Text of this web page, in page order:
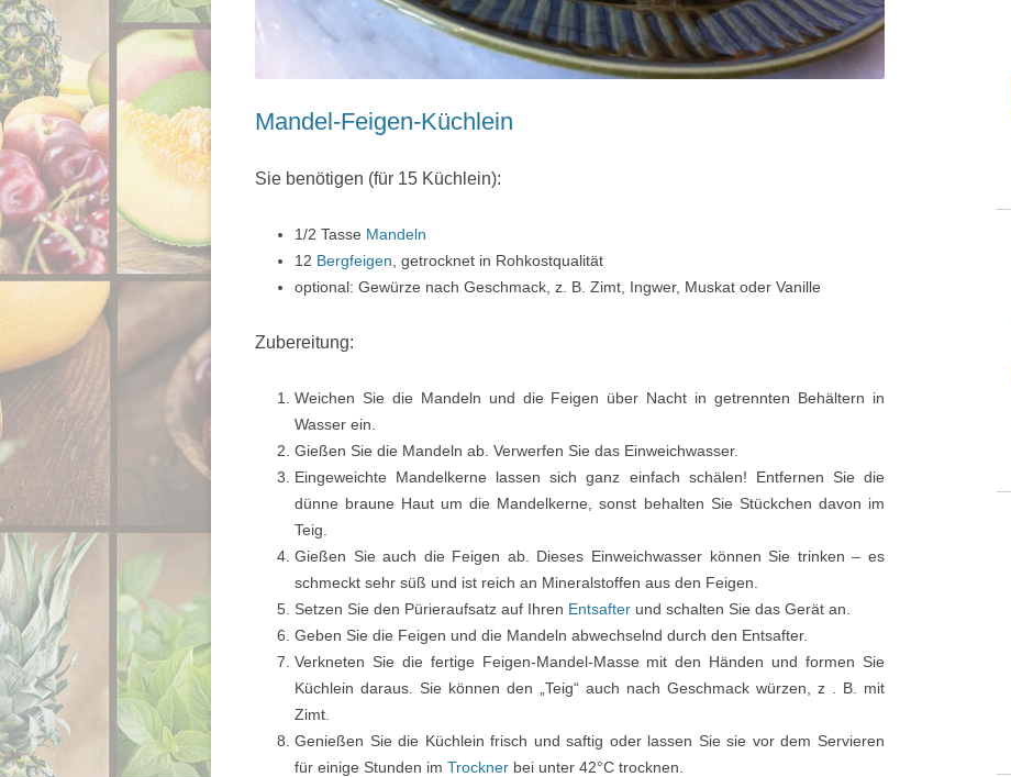
Mandel-Feigen-Küchlein
Sie benötigen (für 15 Küchlein):
1/2 Tasse Mandeln
12 Bergfeigen , getrocknet in Rohkostqualität
optional: Gewürze nach Geschmack, z. B. Zimt, Ingwer, Muskat oder Vanille
Zubereitung:
Weichen Sie die Mandeln und die Feigen über Nacht in getrennten Behältern in
Wasser ein.
Gießen Sie die Mandeln ab. Verwerfen Sie das Einweichwasser.
Eingeweichte Mandelkerne lassen sich ganz einfach schälen! Entfernen Sie die
dünne braune Haut um die Mandelkerne, sonst behalten Sie Stückchen davon im
Teig.
Gießen Sie auch die Feigen ab. Dieses Einweichwasser können Sie trinken – es
schmeckt sehr süß und ist reich an Mineralstoffen aus den Feigen.
Setzen Sie den Pürieraufsatz auf Ihren Entsafter und schalten Sie das Gerät an.
Geben Sie die Feigen und die Mandeln abwechselnd durch den Entsafter.
Verkneten Sie die fertige Feigen-Mandel-Masse mit den Händen und formen Sie
Küchlein daraus. Sie können den „Teig“ auch nach Geschmack würzen, z . B. mit
Zimt.
Genießen Sie die Küchlein frisch und saftig oder lassen Sie sie vor dem Servieren
für einige Stunden im Trockner bei unter 42°C trocknen.